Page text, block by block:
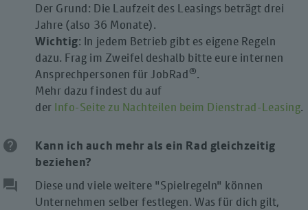
Der Grund: Die Laufzeit des Leasings beträgt drei
Jahre (also 36 Monate).
Wichtig: In jedem Betrieb gibt es eigene Regeln
dazu. Frag im Zweifel deshalb bitte eure internen
Ansprechpersonen für JobRad®.
Mehr dazu findest du auf
der Info-Seite zu Nachteilen beim Dienstrad-Leasing.
help Kann ich auch mehr als ein Rad gleichzeitig
beziehen?
question_answer
Diese und viele weitere "Spielregeln" können
Unternehmen selber festlegen. Was für dich gilt,